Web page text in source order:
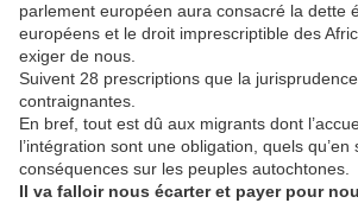
parlement européen aura consacré la dette
européens et le droit imprescriptible des
exiger de nous.
Suivent 28 prescriptions que la
contraignantes.
En bref, tout est dû aux migrants dont
l’intégration sont une obligation, quels
conséquences sur les peuples autochtones.
Il va falloir nous écarter et payer pour